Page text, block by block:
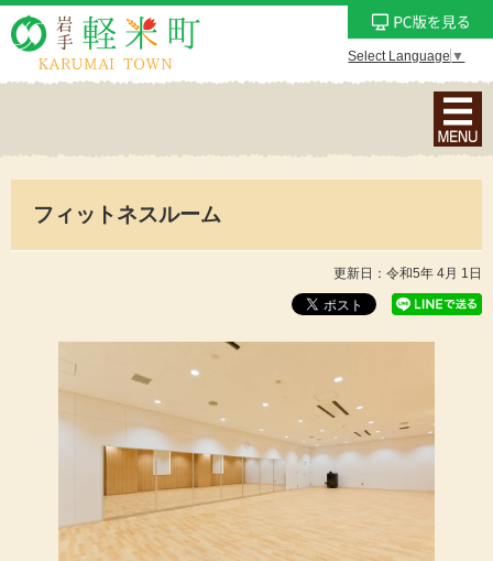
Select Language ▼
ナ
ビ
ン
メ
表
示
フィットネスルーム
更新日：令和5年 4月 1日